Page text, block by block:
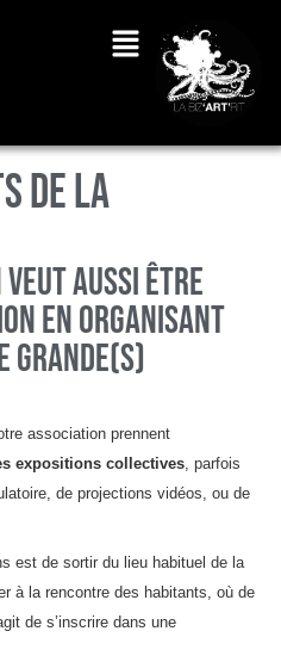
DE LA
aussi être
en organisant
grande(s)
association prennent
expositions collectives , parfois
de projections vidéos, ou de
est de sortir du lieu habituel de la
à la rencontre des habitants, où de
de s’inscrire dans une